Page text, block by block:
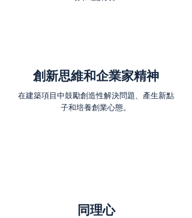
創新思維和企業家精神
在建築項目中鼓勵創造性解決問題、產生新點
子和培養創業心態。
​同理心